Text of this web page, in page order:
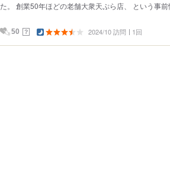
た。 創業50年ほどの老舗大衆天ぷら店、 という事
50 ？ 2024/10 訪問 1回